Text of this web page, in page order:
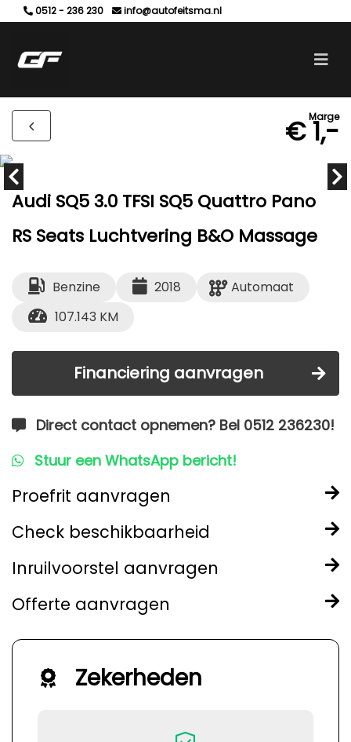
0512 - 236 230 info@autofeitsma.nl
Marge
€ 1,-
Audi SQ5 3.0 TFSI SQ5 Quattro Pano
RS Seats Luchtvering B&O Massage
Benzine 2018
Automaat
107.143 KM
Financiering aanvragen
Direct contact opnemen? Bel 0512 236230!
Stuur een WhatsApp bericht!
Proefrit aanvragen
Check beschikbaarheid
Inruilvoorstel aanvragen
Offerte aanvragen
Zekerheden